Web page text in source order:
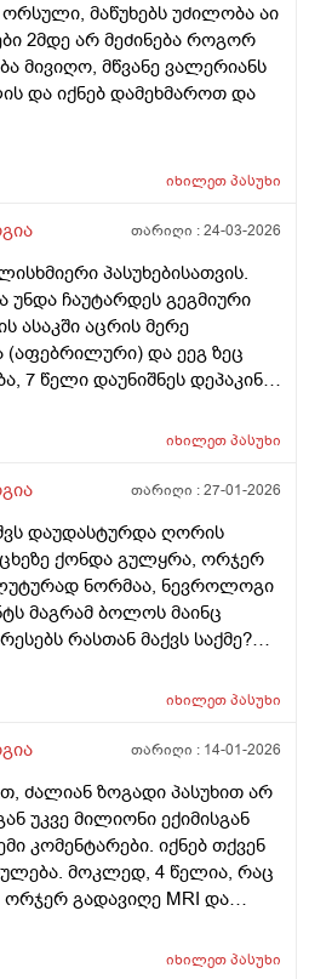
მაწუხებს უძილობა აი
2მდე არ მეძინება როგორ
მივიღო, მწვანე ვალერიანს
და იქნებ დამეხმაროთ და
იხილეთპასუხი
თარიღი :24-03-2026
პასუხებისათვის.
უნდა ჩაუტარდეს გეგმიური
ასაკში აცრის მერე
(აფებრილური) და ეეგ ზეც
7 წელი დაუნიშნეს დეპაკინი.
გაუკეთეთო მაგრამ
არა. Თუ დასჭირდა
იხილეთპასუხი
თარიღი :27-01-2026
დაუდასტურდა ღორის
ქონდა გულყრა, ორჯერ
ნორმაა, ნევროლოგი
მაგრამ ბოლოს მაინც
რასთან მაქვს საქმე?
ეს წამალი. წინანსწარ
იხილეთპასუხი
თარიღი : 14-01-2026
ძალიან ზოგადი პასუხით არ
უკვე მილიონი ექიმისგან
კომენტარები. იქნებ თქვენ
მოკლედ, 4 წელია, რაც
ორჯერ გადავიღე MRI და
მალაზე. ნევროლოგებმა და
იხილეთპასუხი